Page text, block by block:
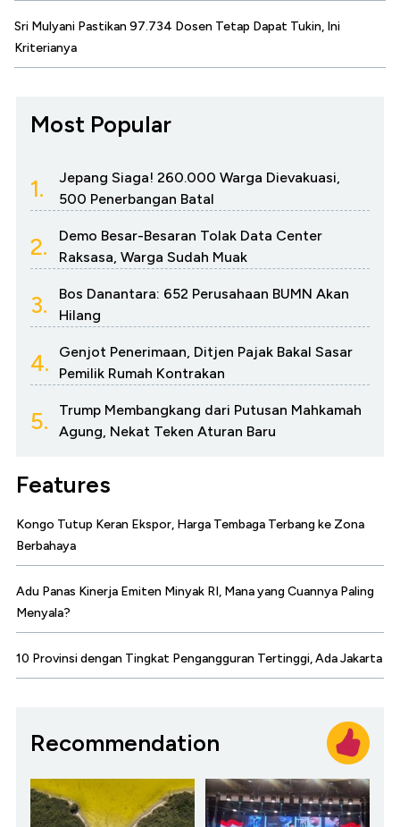
Sri Mulyani Pastikan 97.734 Dosen Tetap Dapat Tukin, Ini
Kriterianya
Most Popular
1.
Jepang Siaga! 260.000 Warga Dievakuasi,
500 Penerbangan Batal
2.
Demo Besar-Besaran Tolak Data Center
Raksasa, Warga Sudah Muak
3.
Bos Danantara: 652 Perusahaan BUMN Akan
Hilang
4.
Genjot Penerimaan, Ditjen Pajak Bakal Sasar
Pemilik Rumah Kontrakan
5.
Trump Membangkang dari Putusan Mahkamah
Agung, Nekat Teken Aturan Baru
Features
Kongo Tutup Keran Ekspor, Harga Tembaga Terbang ke Zona
Berbahaya
Adu Panas Kinerja Emiten Minyak RI, Mana yang Cuannya Paling
Menyala?
10 Provinsi dengan Tingkat Pengangguran Tertinggi, Ada Jakarta
Recommendation